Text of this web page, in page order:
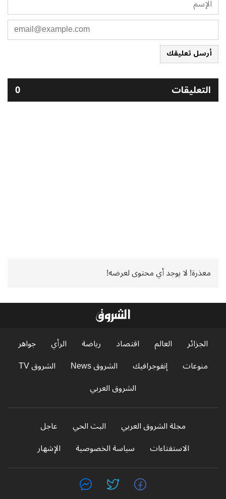
أرسل تعليقك
التعليقات 0
معذرة! لا يوجد أي محتوى لعرضه!
الجزائر العالم اقتصاد رياضة الرأي
جواهر
منوعات
إنفوجرافيك الشروق News
الشروق TV
الشروق العربي
مجلة الشروق العربي البث الحي
عاجل
الاستفتاءات
سياسة الخصوصية الإشهار